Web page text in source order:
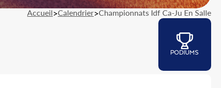
Accueil>Calendrier>Championnats Idf Ca-Ju En Salle
PODIUMS